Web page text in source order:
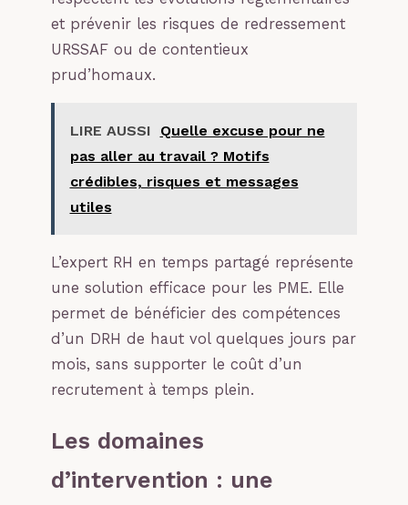
et prévenir les risques de redressement
URSSAF ou de contentieux
prud’homaux.
LIRE AUSSI
Quelle excuse pour ne
pas aller au travail ? Motifs
crédibles, risques et messages
utiles
L’expert RH en temps partagé représente
une solution efficace pour les PME. Elle
permet de bénéficier des compétences
d’un DRH de haut vol quelques jours par
mois, sans supporter le coût d’un
recrutement à temps plein.
Les domaines
d’intervention : une